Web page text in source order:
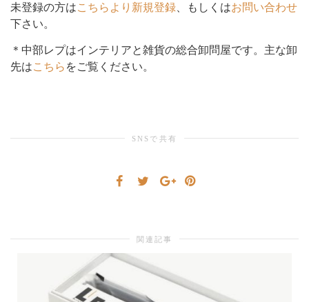
切
未登録の方はこちらより新規登録 、もしくはお問い合わせ
下さい。
＊中部レプはインテリアと雑貨の総合卸問屋です。主な卸
先はこちら をご覧ください。
SNSで共有
関連記事